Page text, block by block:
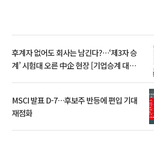
후계자 없어도 회사는 남긴다?…‘제3자 승
계’ 시험대 오른 中企 현장 [기업승계 대전
MSCI 발표 D-7…후보주 반등에 편입 기대
재점화